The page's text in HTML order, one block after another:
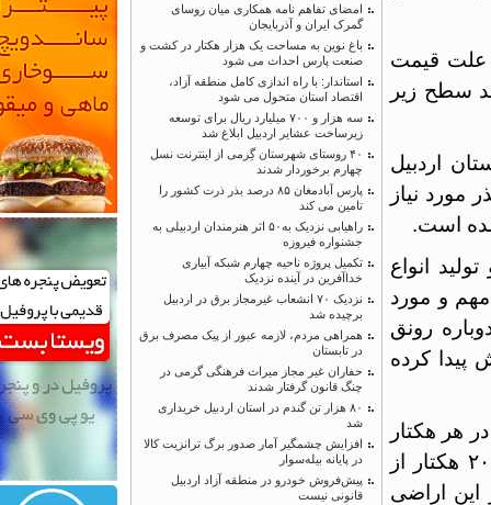
قیمت
این محصول، به حدود ۵۰ درصد سطح زیر
اردبیل
نیاز
است.
انواع
و مورد
رونق
کرده
هکتار
به پنج تا ۶.۵ تن در هر هکتار اضافه کرد: سال گذشته ۱۳ هزار و ۲۰۰ هکتار از
اراضی
امضای تفاهم نامه همکاری میان روسای
گمرک ایران و آذربایجان
باغ نوین به مساحت یک هزار هکتار در کشت و
صنعت پارس احداث می شود
استاندار: با راه اندازی کامل منطقه آزاد،
اقتصاد استان متحول می شود
سه هزار و ۷۰۰ میلیارد ریال برای توسعه
زیرساخت عشایر اردبیل ابلاغ شد
۴۰ روستای شهرستان گِرمی از اینترنت نسل
چهارم برخوردار شدند
پارس آبادمغان ۸۵ درصد بذر ذرت کشور را
تامین می کند
راهیابی نزدیک به۵۰ اثر هنرمندان اردبیلی به
جشنواره فیروزه
تکمیل پروژه ناحیه چهارم شبکه آبیاری
خداآفرین در آینده نزدیک
نزدیک ۷۰ انشعاب غیرمجاز برق در اردبیل
برچیده شد
همراهی مردم، لازمه عبور از پیک مصرف برق
در تابستان
حفاران غیر مجاز میراث فرهنگی گرمی در
چنگ قانون گرفتار شدند
۸۰ هزار تن گندم در استان اردبیل خریداری
افزایش چشمگیر آمار صدور برگ ترانزیت کالا
در پایانه بیله‌سوار
پیش‌فروش خودرو در منطقه آزاد اردبیل
قانونی نیست